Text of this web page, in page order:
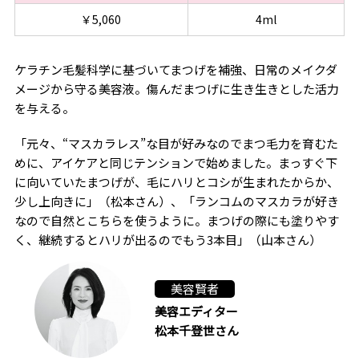
￥5,060
4ml
ケラチン毛髪科学に基づいてまつげを補強、日常のメイクダ
メージから守る美容液。傷んだまつげに生き生きとした活力
を与える。
「元々、“マスカラレス”な目が好みなのでまつ毛力を育むた
めに、アイケアと同じテンションで始めました。まっすぐ下
に向いていたまつげが、毛にハリとコシが生まれたからか、
少し上向きに」（松本さん）、「ランコムのマスカラが好き
なので自然とこちらを使うように。まつげの際にも塗りやす
く、継続するとハリが出るのでもう3本目」（山本さん）
美容賢者
美容エディター
松本千登世さん